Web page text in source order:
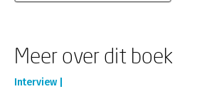
Meer over dit boek
Interview |